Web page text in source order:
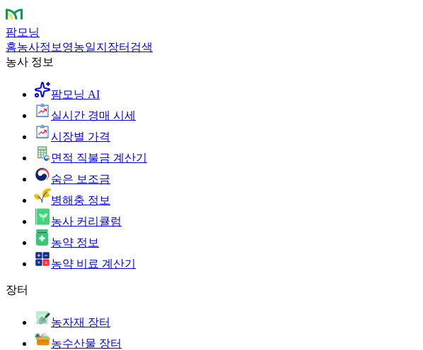
팜모닝
홈농사정보 영농일지 장터 검색
농사 정보
팜모닝 AI
실시간 경매 시세
시장별 가격
면적 직불금 계산기
숨은 보조금
병해충 정보
농사 커리큘럼
농약 정보
농약 비료 계산기
장터
농자재 장터
농수산물 장터